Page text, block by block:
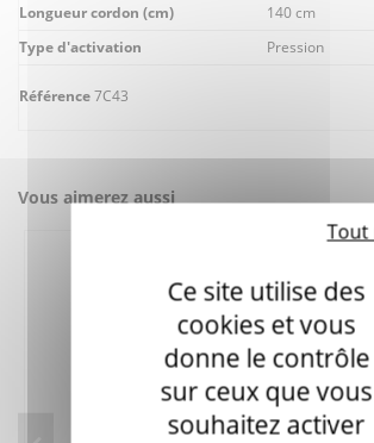
Longueur cordon (cm)
140 cm
Type d'activation
Pression
Référence7C43
Vous aimerez aussi
Ce site utilise des
cookies et vous
donne le contrôle
sur ceux que vous
souhaitez activer
Tout